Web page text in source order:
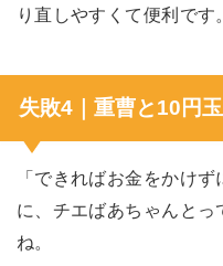
り直しやすくて便利です。
失敗4｜重曹と10円
「できればお金をかけ
に、チエばあちゃんと
ね。